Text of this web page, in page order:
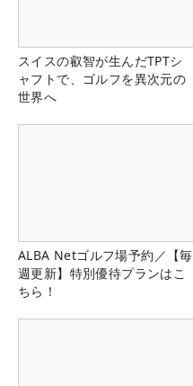
スイスの叡智が生んだTPTシ
ャフトで、ゴルフを異次元の
世界へ
ALBA Netゴルフ場予約／【毎
週更新】特別優待プランはこ
ちら！